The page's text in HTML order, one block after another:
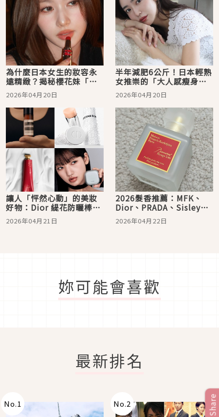
為什麼日本女生的妝容永
遠精緻？揭秘櫻花妹「化
妝包裡的定心丸」，這5款
彩妝神物必須收藏！
2026年04月20日
半年減肥6公斤！日本輕熟
女推崇的「大人感瘦身公
式」：納豆、米糠漬物與
蕎麥麵，吃出不反彈的纖
細體態
2026年04月20日
讓人「怦然心動」的美妝
好物：Dior 緹花防曬棒、
MFK 香氛護手霜、Aesop
手部精華
2026年04月21日
2026髮香推薦：MFK、
Dior、PRADA、Sisley，
日本女生回頭率100%的持
香術全攻略
2026年04月22日
妳可能會喜歡
最新排名
No.1 No.2 Share